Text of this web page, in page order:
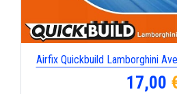
Airfix Quickbuild Lamborghini
17,00